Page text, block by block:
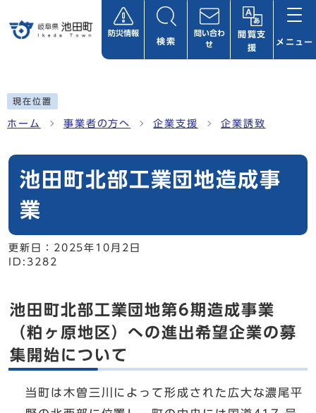
防災情報
検索
問い合わ
せ
閲覧支
援
メニュー
現在位置
ホーム 事業者の方へ 企業支援 企業誘致
池田町北部工業団地造成事
業
更新日： 2025年10月2日
ID:3282
池田町北部工業団地第6期造成事業
（粕ヶ原地区）への進出希望企業の募
集開始について
当町は木曽三川によって形成された広大な濃尾平